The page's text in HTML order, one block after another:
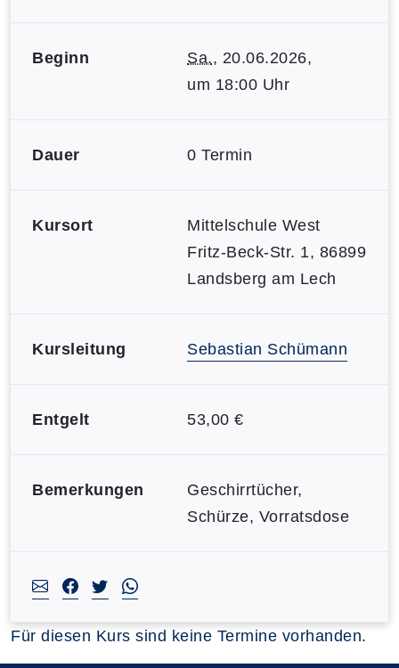
Beginn Sa., 20.06.2026,
um 18:00 Uhr
Dauer 0 Termin
Kursort
Mittelschule West
Fritz-Beck-Str. 1, 86899
Landsberg am Lech
Kursleitung Sebastian Schümann
Entgelt 53,00 €
Bemerkungen
Geschirrtücher,
Schürze, Vorratsdose
Für diesen Kurs sind keine Termine vorhanden.